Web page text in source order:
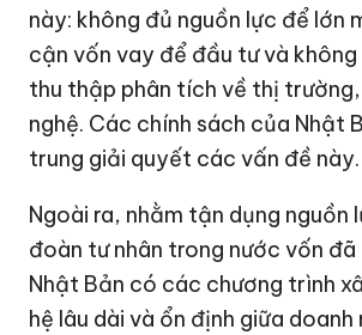
này: không đủ nguồn lực để lớn
cận vốn vay để đầu tư và
thu thập phân tích về thị
nghệ. Các chính sách của Nhật
trung giải quyết các vấn đề này.
Ngoài ra, nhằm tận dụng
đoàn tư nhân trong nước vốn đã
Nhật Bản có các chương trình
hệ lâu dài và ổn định giữa doanh